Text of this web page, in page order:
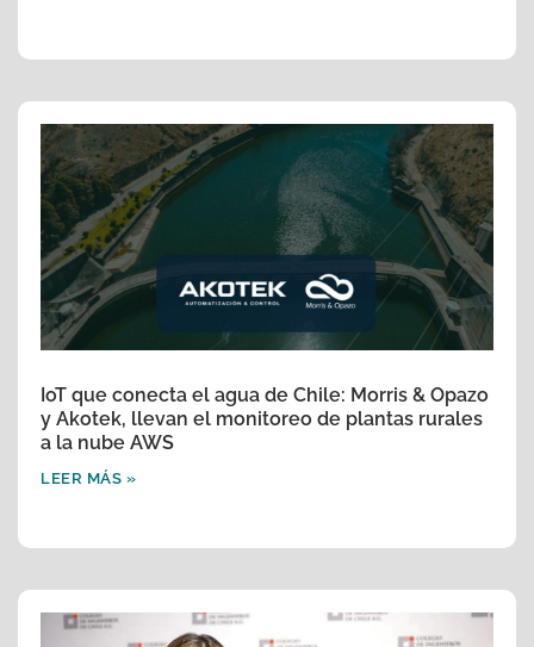
IoT que conecta el agua de Chile: Morris & Opazo
y Akotek, llevan el monitoreo de plantas rurales
a la nube AWS
LEER MÁS »